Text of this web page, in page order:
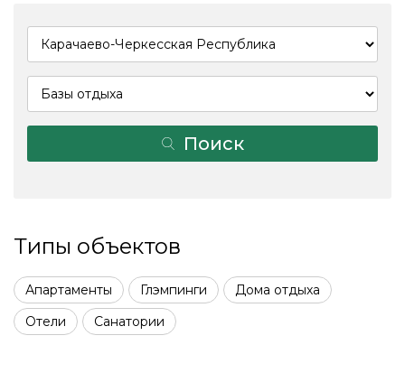
Поиск
Типы объектов
Апартаменты Глэмпинги
Дома отдыха
Отели
Санатории